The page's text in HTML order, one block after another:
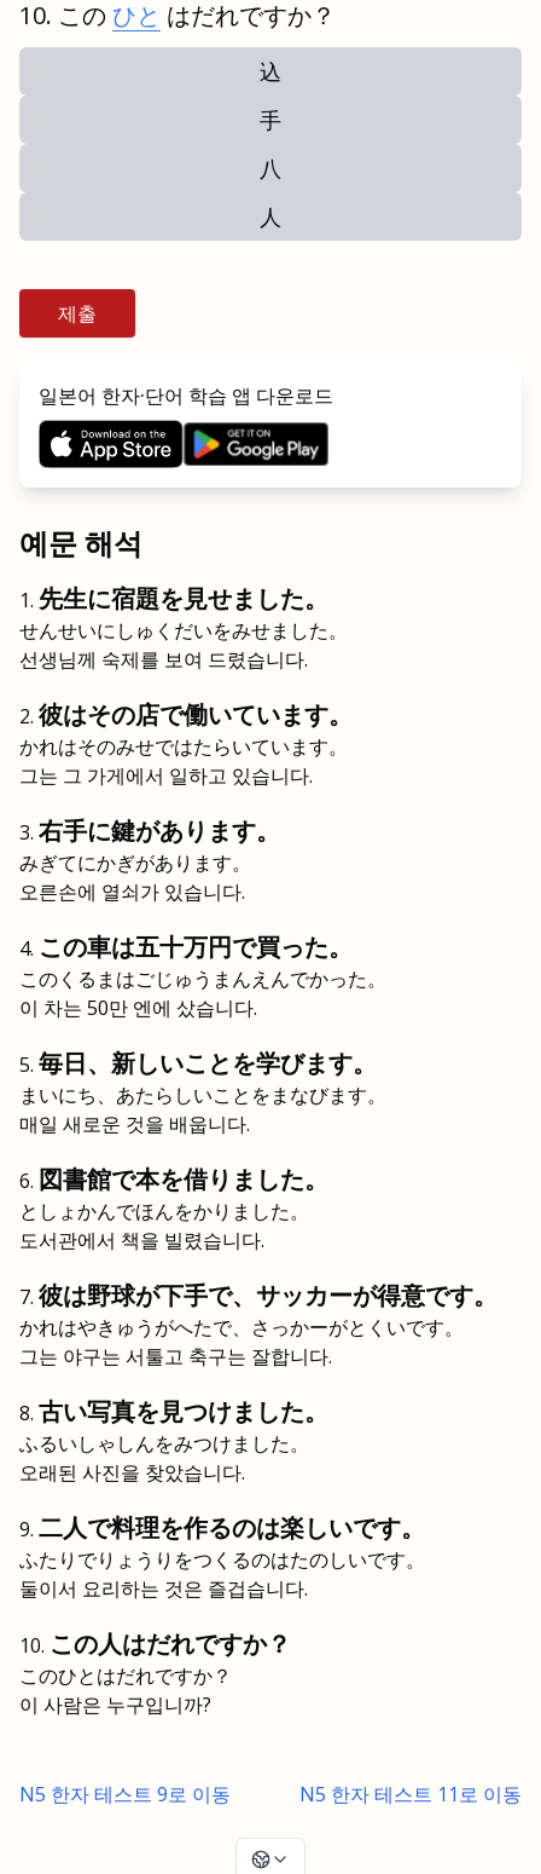
この ひと はだれですか？
込
手
八
人
제출
일본어 한자·단어 학습 앱 다운로드
예문 해석
先生に宿題を見せました。
せんせいにしゅくだいをみせました。
선생님께 숙제를 보여 드렸습니다.
彼はその店で働いています。
かれはそのみせではたらいています。
그는 그 가게에서 일하고 있습니다.
右手に鍵があります。
みぎてにかぎがあります。
오른손에 열쇠가 있습니다.
この車は五十万円で買った。
このくるまはごじゅうまんえんでかった。
이 차는 50만 엔에 샀습니다.
毎日、新しいことを学びます。
まいにち、あたらしいことをまなびます。
매일 새로운 것을 배웁니다.
図書館で本を借りました。
としょかんでほんをかりました。
도서관에서 책을 빌렸습니다.
彼は野球が下手で、サッカーが得意です。
かれはやきゅうがへたで、さっかーがとくいです。
그는 야구는 서툴고 축구는 잘합니다.
古い写真を見つけました。
ふるいしゃしんをみつけました。
오래된 사진을 찾았습니다.
二人で料理を作るのは楽しいです。
ふたりでりょうりをつくるのはたのしいです。
둘이서 요리하는 것은 즐겁습니다.
この人はだれですか？
このひとはだれですか？
이 사람은 누구입니까?
N5 한자 테스트 9로 이동 N5 한자 테스트 11로 이동